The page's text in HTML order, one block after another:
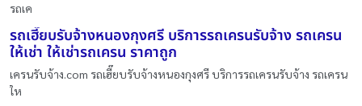
รถเค
รถเฮี๊ยบรับจ้างหนองกุงศรี บริการรถเครนรับจ้าง รถเครน
ให้เช่า ให้เช่ารถเครน ราคาถูก
เครนรับจ้าง.com รถเฮี๊ยบรับจ้างหนองกุงศรี บริการรถเครนรับจ้าง รถเครน
ให